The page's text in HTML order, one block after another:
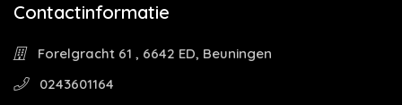
Contactinformatie
Forelgracht 61 , 6642 ED, Beuningen
0243601164